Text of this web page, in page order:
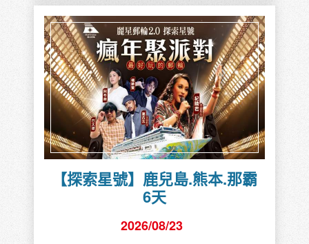
【探索星號】鹿兒島.熊本.那霸
6天
2026/08/23